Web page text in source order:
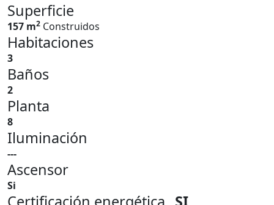
Superficie
157 m2 Construidos
Habitaciones
3
Baños
2
Planta
8
Iluminación
---
Ascensor
Si